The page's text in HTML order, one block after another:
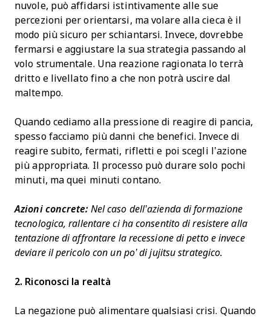
nuvole, può affidarsi istintivamente alle sue
percezioni per orientarsi, ma volare alla cieca è il
modo più sicuro per schiantarsi. Invece, dovrebbe
fermarsi e aggiustare la sua strategia passando al
volo strumentale. Una reazione ragionata lo terrà
dritto e livellato fino a che non potrà uscire dal
maltempo.
Quando cediamo alla pressione di reagire di pancia,
spesso facciamo più danni che benefici. Invece di
reagire subito, fermati, rifletti e poi scegli l’azione
più appropriata. Il processo può durare solo pochi
minuti, ma quei minuti contano.
Azioni concrete: Nel caso dell’azienda di formazione
tecnologica, rallentare ci ha consentito di resistere alla
tentazione di affrontare la recessione di petto e invece
deviare il pericolo con un po’ di jujitsu strategico.
2. Riconosci la realtà
La negazione può alimentare qualsiasi crisi. Quando